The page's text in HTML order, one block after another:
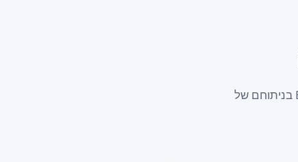
משרדי עורכי דין, חברות ייעוץ וספקי שירותי קניין רוחני מובילים ציטטו את Bernstein בניתוחם של